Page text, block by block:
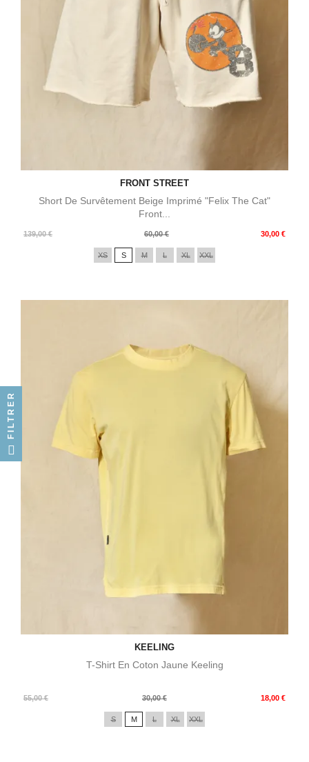
FRONT STREET
Short De Survêtement Beige Imprimé "Felix The Cat"
Front...
139,00 €
Prix
60,00 € 30,00 €
Prix
XS S M L XL XXL
KEELING
T-Shirt En Coton Jaune Keeling
55,00 €
Prix
30,00 € 18,00 €
Prix
S M L XL XXL
FILTRER